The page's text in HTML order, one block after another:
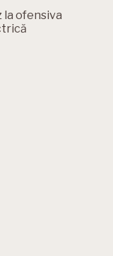
la ofensiva